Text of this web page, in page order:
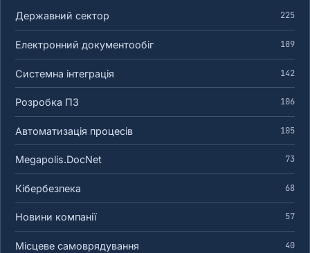
Державний сектор 225
Електронний документообіг 189
Системна інтеграція 142
Розробка ПЗ 106
Автоматизація процесів 105
Megapolis.DocNet 73
Кібербезпека 68
Новини компанії 57
Місцеве самоврядування 40